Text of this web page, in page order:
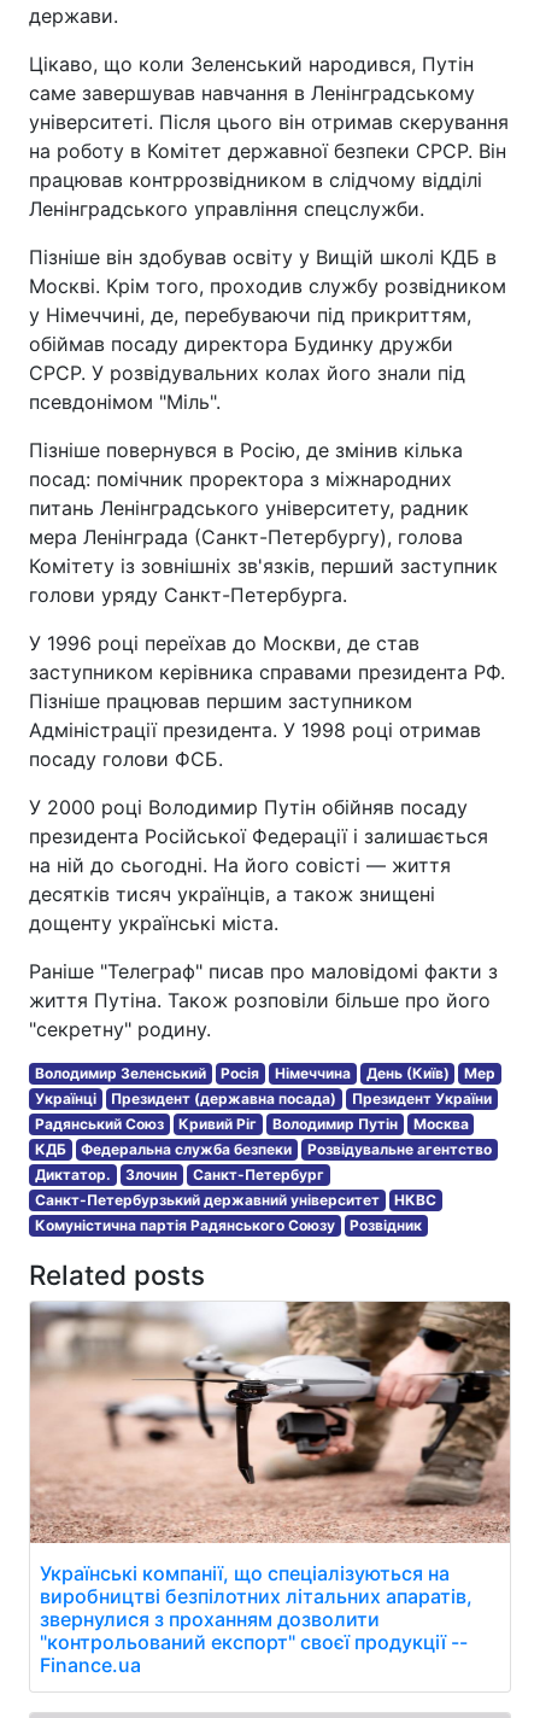
держави.
Цікаво, що коли Зеленський народився, Путін
саме завершував навчання в Ленінградському
університеті. Після цього він отримав скерування
на роботу в Комітет державної безпеки СРСР. Він
працював контррозвідником в слідчому відділі
Ленінградського управління спецслужби.
Пізніше він здобував освіту у Вищій школі КДБ в
Москві. Крім того, проходив службу розвідником
у Німеччині, де, перебуваючи під прикриттям,
обіймав посаду директора Будинку дружби
СРСР. У розвідувальних колах його знали під
псевдонімом "Міль".
Пізніше повернувся в Росію, де змінив кілька
посад: помічник проректора з міжнародних
питань Ленінградського університету, радник
мера Ленінграда (Санкт-Петербургу), голова
Комітету із зовнішніх зв'язків, перший заступник
голови уряду Санкт-Петербурга.
У 1996 році переїхав до Москви, де став
заступником керівника справами президента РФ.
Пізніше працював першим заступником
Адміністрації президента. У 1998 році отримав
посаду голови ФСБ.
У 2000 році Володимир Путін обійняв посаду
президента Російської Федерації і залишається
на ній до сьогодні. На його совісті — життя
десятків тисяч українців, а також знищені
дощенту українські міста.
Раніше "Телеграф" писав про маловідомі факти з
життя Путіна. Також розповіли більше про його
"секретну" родину.
Володимир Зеленський Росія Німеччина День (Київ)
Мер
Українці
Президент (державна посада)
Президент України
Радянський Союз
Кривий Ріг Володимир Путін
Москва
КДБ
Федеральна служба безпеки
Розвідувальне агентство
Диктатор.
Злочин
Санкт-Петербург
Санкт-Петербурзький державний університет
НКВС
Комуністична партія Радянського Союзу
Розвідник
Related posts
Українські компанії, що спеціалізуються на
виробництві безпілотних літальних апаратів,
звернулися з проханням дозволити
"контрольований експорт" своєї продукції --
Finance.ua